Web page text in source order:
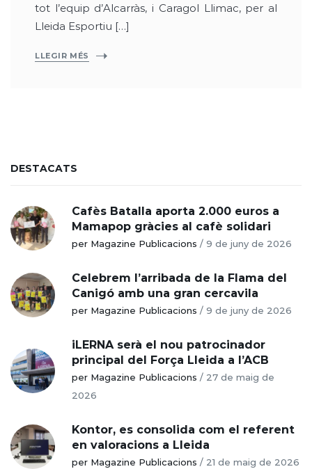
tot l’equip d’Alcarràs, i Caragol Llimac, per al
Lleida Esportiu […]
LLEGIR MÉS
DESTACATS
Cafès Batalla aporta 2.000 euros a
Mamapop gràcies al cafè solidari
per Magazine Publicacions / 9 de juny de 2026
Celebrem l’arribada de la Flama del
Canigó amb una gran cercavila
per Magazine Publicacions / 9 de juny de 2026
iLERNA serà el nou patrocinador
principal del Força Lleida a l’ACB
per Magazine Publicacions / 27 de maig de
2026
Kontor, es consolida com el referent
en valoracions a Lleida
per Magazine Publicacions / 21 de maig de 2026